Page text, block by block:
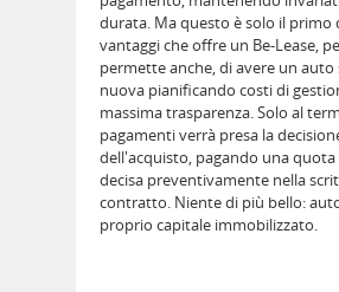
durata. Ma questo è solo il primo
vantaggi che offre un Be-Lease,
permette anche, di avere un auto
nuova pianificando costi di
massima trasparenza. Solo al
pagamenti verrà presa la
dell'acquisto, pagando una
decisa preventivamente nella
contratto. Niente di più bello:
proprio capitale immobilizzato.